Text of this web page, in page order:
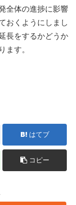
全体の進捗に影響
おくようにしまし
長をするかどうか
ます。
はてブ
コピー